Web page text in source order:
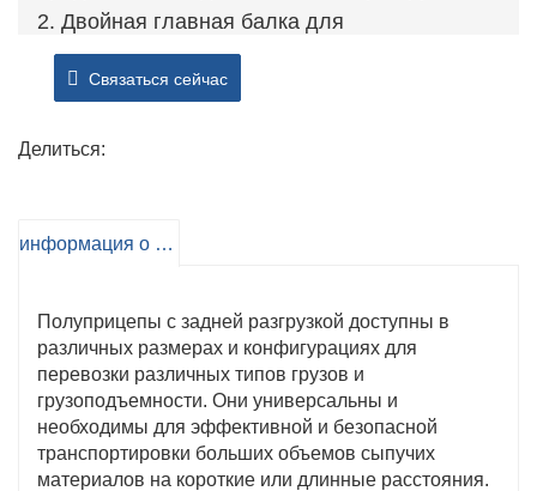
2. Двойная главная балка для
полусамосвалов с откидным задним ходом.
Основная балка имеет конструкцию
пластиной, которая имеет более высокую
большей грузоподъемности, который более
стабилен и его нелегко перевернуть.
4. Вспомогательная балка: Самосвальный
полуприцеп оснащен четырьмя группами
вспомогательных балок, которые повышают
Связаться сейчас
Делиться:
информация о продукте
Полуприцепы с задней разгрузкой доступны в
различных размерах и конфигурациях для
перевозки различных типов грузов и
грузоподъемности. Они универсальны и
необходимы для эффективной и безопасной
транспортировки больших объемов сыпучих
материалов на короткие или длинные расстояния.